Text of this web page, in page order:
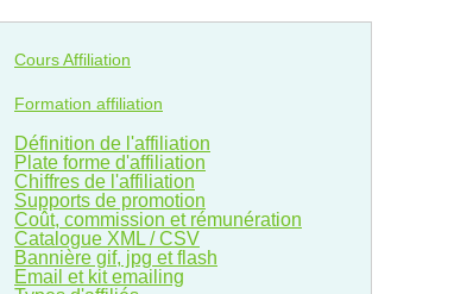
Cours Affiliation
Formation affiliation
Définition de l'affiliation
Plate forme d'affiliation
Chiffres de l'affiliation
Supports de promotion
Coût, commission et rémunération
Catalogue XML / CSV
Bannière gif, jpg et flash
Email et kit emailing